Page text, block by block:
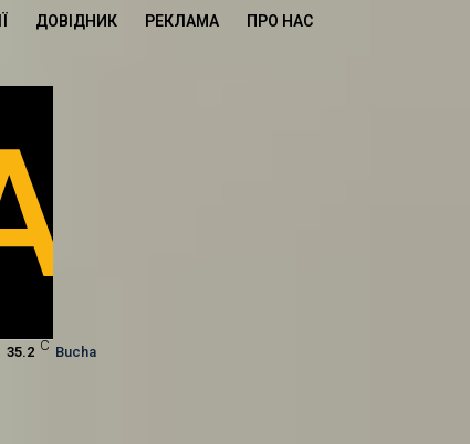
ДОВІДНИК РЕКЛАМА ПРО НАС
35.2 C Bucha